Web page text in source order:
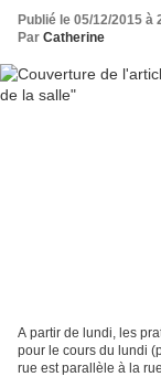
Publié le 05/12/2015 à
Par Catherine
A partir de lundi, les
pour le cours du lundi
rue est parallèle à la